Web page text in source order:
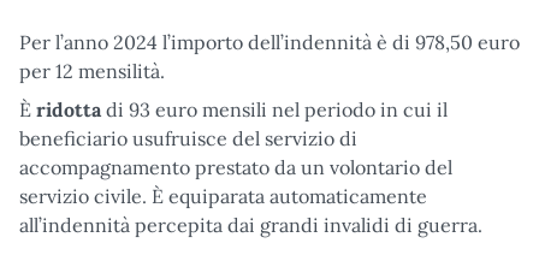
Per l’anno 2024 l’importo dell’indennità è di 978,50 euro
per 12 mensilità.
È ridotta di 93 euro mensili nel periodo in cui il
beneficiario usufruisce del servizio di
accompagnamento prestato da un volontario del
servizio civile. È equiparata automaticamente
all’indennità percepita dai grandi invalidi di guerra.